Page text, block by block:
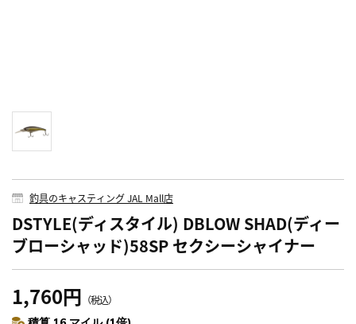
釣具のキャスティング JAL Mall店
DSTYLE(ディスタイル) DBLOW SHAD(ディー
ブローシャッド)58SP セクシーシャイナー
1,760円 （税込）